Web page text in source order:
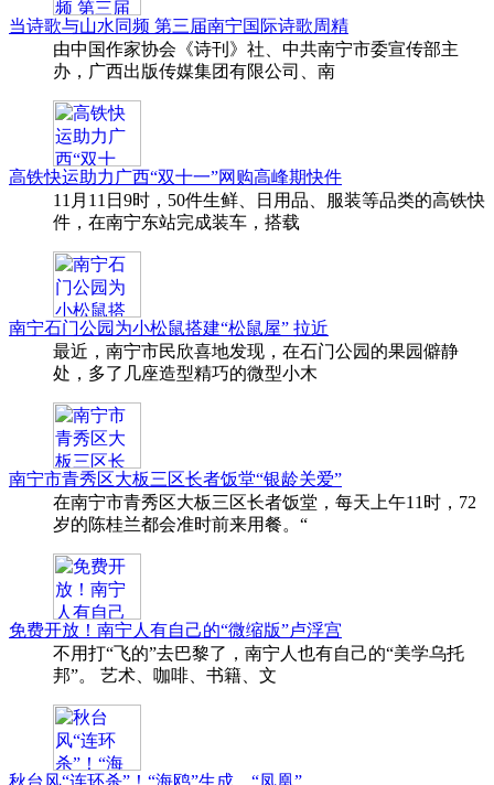
当诗歌与山水同频 第三届南宁国际诗歌周精
由中国作家协会《诗刊》社、中共南宁市委宣传部主
办，广西出版传媒集团有限公司、南
高铁快运助力广西“双十一”网购高峰期快件
11月11日9时，50件生鲜、日用品、服装等品类的高铁快
件，在南宁东站完成装车，搭载
南宁石门公园为小松鼠搭建“松鼠屋” 拉近
最近，南宁市民欣喜地发现，在石门公园的果园僻静
处，多了几座造型精巧的微型小木
南宁市青秀区大板三区长者饭堂“银龄关爱”
在南宁市青秀区大板三区长者饭堂，每天上午11时，72
岁的陈桂兰都会准时前来用餐。“
免费开放！南宁人有自己的“微缩版”卢浮宫
不用打“飞的”去巴黎了，南宁人也有自己的“美学乌托
邦”。 艺术、咖啡、书籍、文
秋台风“连环杀”！“海鸥”生成，“凤凰”